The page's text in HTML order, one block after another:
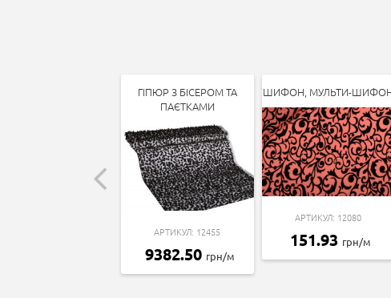
ГІПЮР З БІСЕРОМ ТА
ПАЄТКАМИ
АРТИКУЛ: 12455
9382.50 грн/м
ШИФОН, МУЛЬТИ-
АРТИКУЛ: 12080
151.93 грн/м